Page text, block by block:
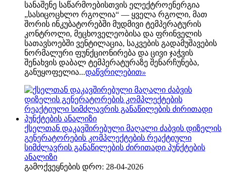
სანაშენე საწარმოებისთვის ელექტროენერგია
„სასიცოცხლო რგოლია“ — ყველა რგოლი, მათ
შორის ინკუბატორებში მუდმივი ტემპერატურის
კონტროლი, მეცხოველეობისა და ფრინველის
სათავსოებში ვენტილაცია, საკვების გადამუშავების
ნორმალური ფუნქციონირება და ცივი ჯაჭვის
შენახვის დაბალ ტემპერატურაზე შენარჩუნება,
განუყოფელია...დაწვრილებით»
ქსელთან დაკავშირებული მაღალი ძაბვის დიზელის
გენერატორების კომპლექტების რეაქტიული
სიმძლავრის განაწილების ძირითადი პუნქტების
ანალიზი
გამოქვეყნების დრო: 28-04-2026